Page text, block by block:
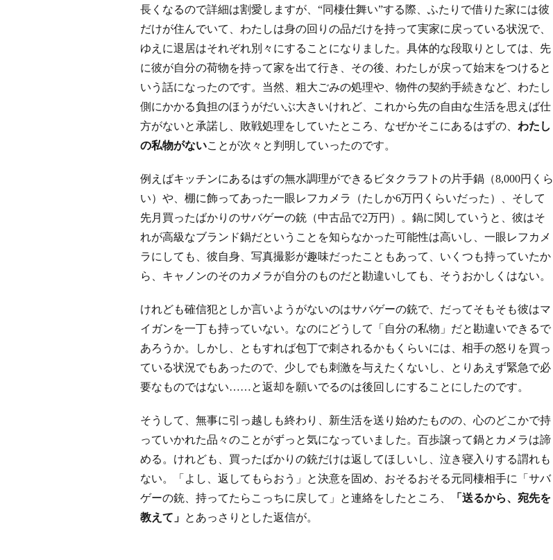
長くなるので詳細は割愛しますが、“同棲仕舞い”する際、ふたりで借りた家には彼
だけが住んでいて、わたしは身の回りの品だけを持って実家に戻っている状況で、
ゆえに退居はそれぞれ別々にすることになりました。具体的な段取りとしては、先
に彼が自分の荷物を持って家を出て行き、その後、わたしが戻って始末をつけると
いう話になったのです。当然、粗大ごみの処理や、物件の契約手続きなど、わたし
側にかかる負担のほうがだいぶ大きいけれど、これから先の自由な生活を思えば仕
方がないと承諾し、敗戦処理をしていたところ、なぜかそこにあるはずの、 わたし
の私物がないことが次々と判明していったのです。
例えばキッチンにあるはずの無水調理ができるビタクラフトの片手鍋（8,000円くら
い）や、棚に飾ってあった一眼レフカメラ（たしか6万円くらいだった）、そして
先月買ったばかりのサバゲーの銃（中古品で2万円）。鍋に関していうと、彼はそ
れが高級なブランド鍋だということを知らなかった可能性は高いし、一眼レフカメ
ラにしても、彼自身、写真撮影が趣味だったこともあって、いくつも持っていたか
ら、キャノンのそのカメラが自分のものだと勘違いしても、そうおかしくはない。
けれども確信犯としか言いようがないのはサバゲーの銃で、だってそもそも彼はマ
イガンを一丁も持っていない。なのにどうして「自分の私物」だと勘違いできるで
あろうか。しかし、ともすれば包丁で刺されるかもくらいには、相手の怒りを買っ
ている状況でもあったので、少しでも刺激を与えたくないし、とりあえず緊急で必
要なものではない……と返却を願いでるのは後回しにすることにしたのです。
そうして、無事に引っ越しも終わり、新生活を送り始めたものの、心のどこかで持
っていかれた品々のことがずっと気になっていました。百歩譲って鍋とカメラは諦
める。けれども、買ったばかりの銃だけは返してほしいし、泣き寝入りする謂れも
ない。「よし、返してもらおう」と決意を固め、おそるおそる元同棲相手に「サバ
ゲーの銃、持ってたらこっちに戻して」と連絡をしたところ、
「送るから、宛先を
教えて」 とあっさりとした返信が。